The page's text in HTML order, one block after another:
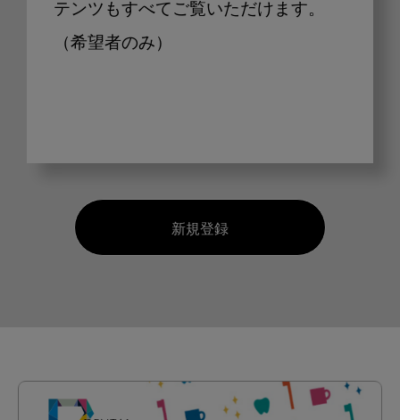
テンツもすべてご覧いただけます。
（希望者のみ）
新規登録